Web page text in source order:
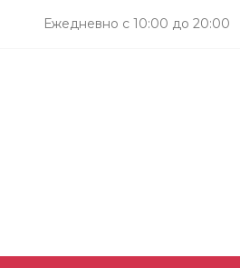
Ежедневно с 10:00 до 20:00